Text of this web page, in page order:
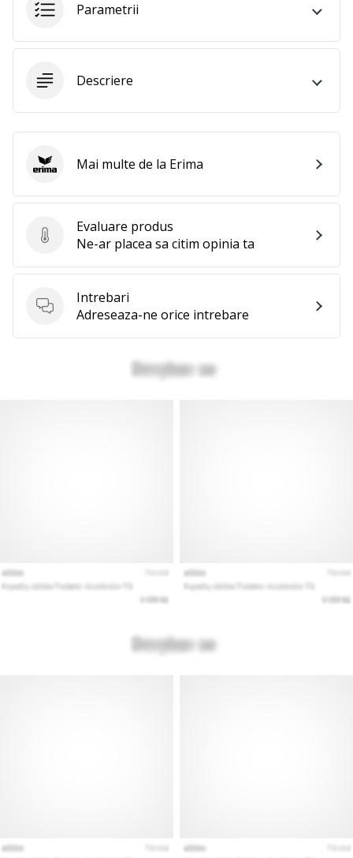
Ambasador
brandului.
Afiseaza
toate
articolele
Parametrii
Descriere
Evaluare produs
Evaluare produs
Ne-ar placea sa citim opinia ta
Intrebari
Intrebari
Adreseaza-ne orice intrebare
ErimaMai multe de la Erima